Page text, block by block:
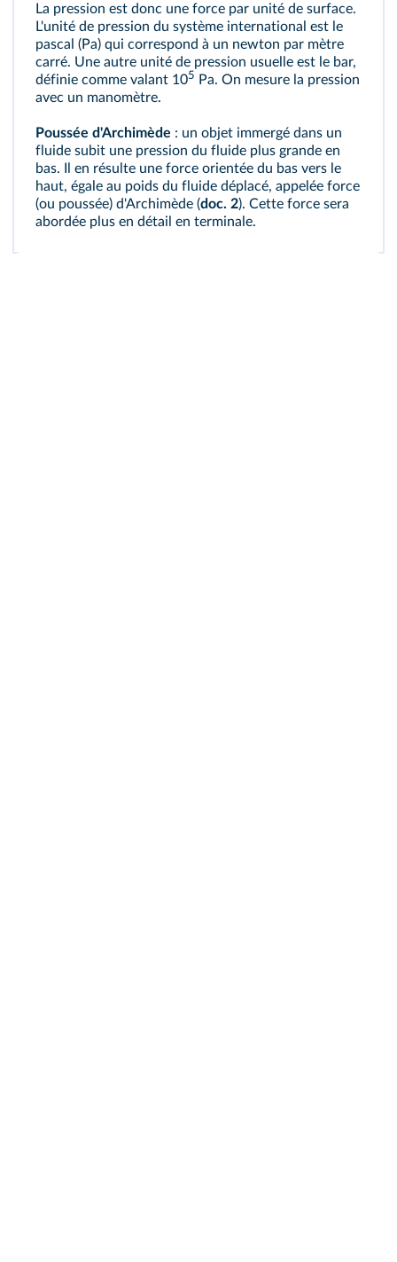
La pression est donc une force par unité de surface.
L'unité de pression du système international est le
pascal (Pa) qui correspond à un newton par mètre
carré. Une autre unité de pression usuelle est le bar,
définie comme valant 105 Pa. On mesure la pression
avec un manomètre.
Poussée d'Archimède : un objet immergé dans un
fluide subit une pression du fluide plus grande en
bas. Il en résulte une force orientée du bas vers le
haut, égale au poids du fluide déplacé, appelée force
(ou poussée) d'Archimède (doc. 2). Cette force sera
abordée plus en détail en terminale.